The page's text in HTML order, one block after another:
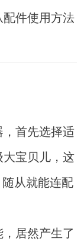
件使用方法
首先选择适
宝贝儿，这
从就能连配
居然产生了